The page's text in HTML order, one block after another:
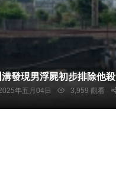
發現男浮屍初步排除他殺
年五月04日 3,959 觀看